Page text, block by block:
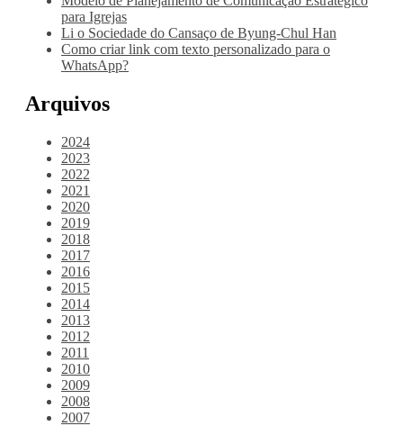
para Igrejas
Li o Sociedade do Cansaço de Byung-Chul Han
Como criar link com texto personalizado para o
WhatsApp?
Arquivos
2024
2023
2022
2021
2020
2019
2018
2017
2016
2015
2014
2013
2012
2011
2010
2009
2008
2007